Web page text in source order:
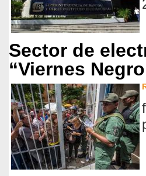
Sector de
“Viernes